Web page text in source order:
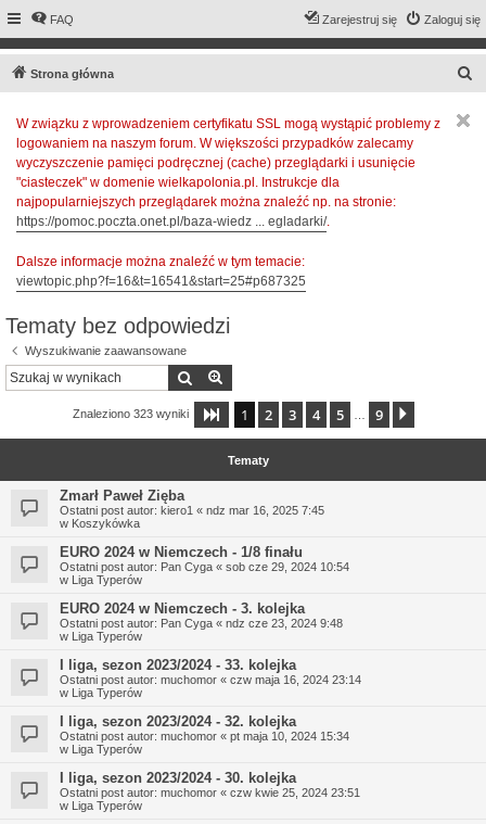
FAQ Zaloguj się
Zarejestruj się
Strona główna
W związku z wprowadzeniem certyfikatu SSL mogą wystąpić problemy z
logowaniem na naszym forum. W większości przypadków zalecamy
wyczyszczenie pamięci podręcznej (cache) przeglądarki i usunięcie
"ciasteczek" w domenie wielkapolonia.pl. Instrukcje dla
najpopularniejszych przeglądarek można znaleźć np. na stronie:
https://pomoc.poczta.onet.pl/baza-wiedz ... egladarki/.
Dalsze informacje można znaleźć w tym temacie:
viewtopic.php?f=16&t=16541&start=25#p687325
Tematy bez odpowiedzi
Wyszukiwanie zaawansowane
Szukaj
Znaleziono 323 wyniki Strona1 z9
1 2 3 4 5 9
Tematy
Zmarł Paweł Zięba
Ostatni post autor: kiero1 « ndz mar 16, 2025 7:45
w Koszykówka
EURO 2024 w Niemczech - 1/8 finału
Ostatni post autor: Pan Cyga « sob cze 29, 2024 10:54
w Liga Typerów
EURO 2024 w Niemczech - 3. kolejka
Ostatni post autor: Pan Cyga « ndz cze 23, 2024 9:48
w Liga Typerów
I liga, sezon 2023/2024 - 33. kolejka
Ostatni post autor: muchomor « czw maja 16, 2024 23:14
w Liga Typerów
I liga, sezon 2023/2024 - 32. kolejka
Ostatni post autor: muchomor « pt maja 10, 2024 15:34
w Liga Typerów
I liga, sezon 2023/2024 - 30. kolejka
Ostatni post autor: muchomor « czw kwie 25, 2024 23:51
w Liga Typerów